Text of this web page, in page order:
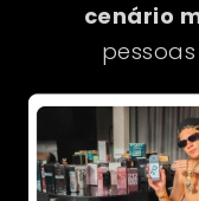
cenário